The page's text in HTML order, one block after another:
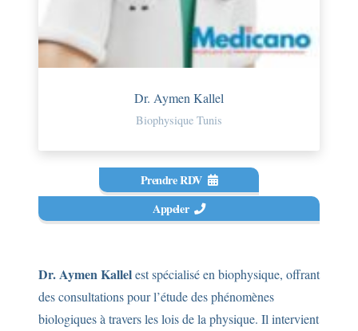
Dr. Aymen Kallel
Biophysique Tunis
Prendre RDV
Appeler
Dr. Aymen Kallelest spécialisé en biophysique, offrant
des consultations pour l’étude des phénomènes
biologiques à travers les lois de la physique. Il intervient